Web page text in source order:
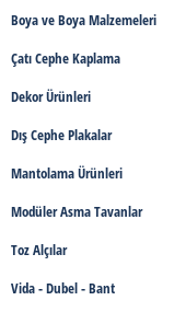
Boya ve Boya Malzemeleri
Çatı Cephe Kaplama
Dekor Ürünleri
Dış Cephe Plakalar
Mantolama Ürünleri
Modüler Asma Tavanlar
Toz Alçılar
Vida - Dubel - Bant